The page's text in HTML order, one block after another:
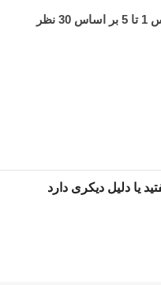
1 تا5 بر اساس30 نظر